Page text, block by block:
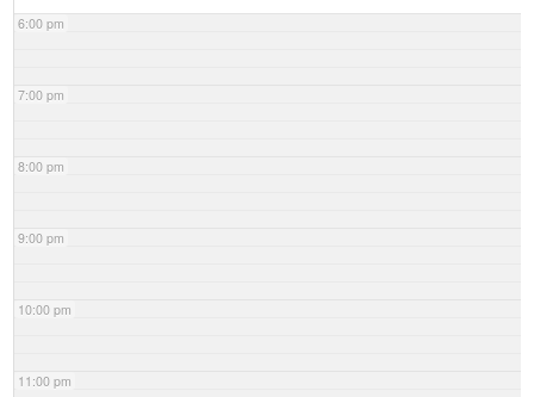
6:00 pm
7:00 pm
8:00 pm
9:00 pm
10:00 pm
11:00 pm